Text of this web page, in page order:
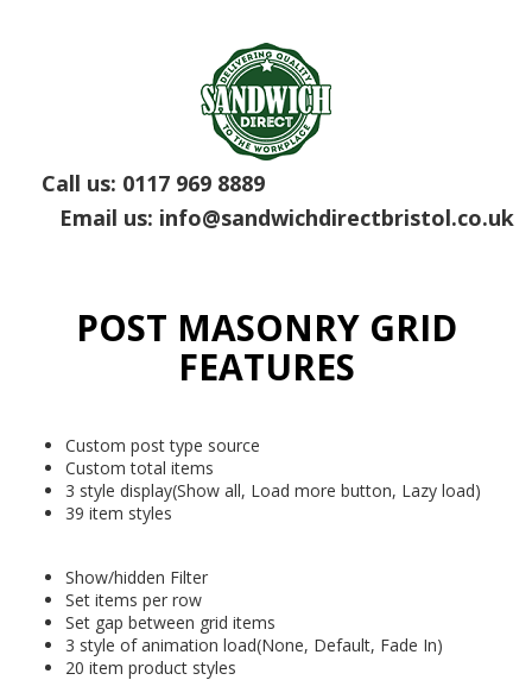
Call us: 0117 969 8889
Email us: info@sandwichdirectbristol.co.uk
POST MASONRY GRID
FEATURES
Custom post type source
Custom total items
3 style display(Show all, Load more button, Lazy load)
39 item styles
Show/hidden Filter
Set items per row
Set gap between grid items
3 style of animation load(None, Default, Fade In)
20 item product styles